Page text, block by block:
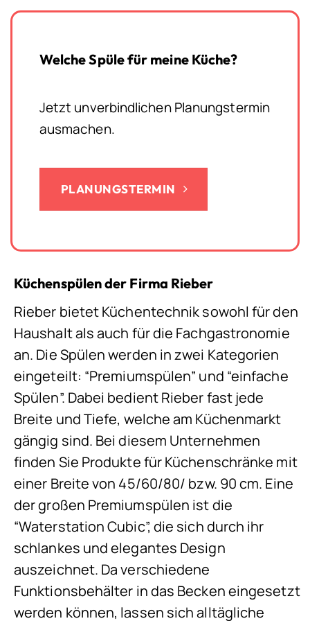
Welche Spüle für meine Küche?
Jetzt unverbindlichen Planungstermin
ausmachen.
PLANUNGSTERMIN
Küchenspülen der Firma Rieber
Rieber bietet Küchentechnik sowohl für den
Haushalt als auch für die Fachgastronomie
an. Die Spülen werden in zwei Kategorien
eingeteilt: “Premiumspülen” und “einfache
Spülen”. Dabei bedient Rieber fast jede
Breite und Tiefe, welche am Küchenmarkt
gängig sind. Bei diesem Unternehmen
finden Sie Produkte für Küchenschränke mit
einer Breite von 45/60/80/ bzw. 90 cm. Eine
der großen Premiumspülen ist die
“Waterstation Cubic”, die sich durch ihr
schlankes und elegantes Design
auszeichnet. Da verschiedene
Funktionsbehälter in das Becken eingesetzt
werden können, lassen sich alltägliche